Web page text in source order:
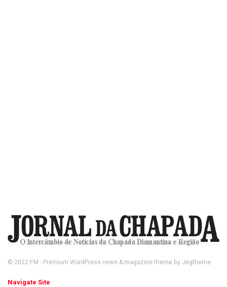
© 2022 FM - Premium WordPress news & magazine theme by Jegtheme.
Navigate Site